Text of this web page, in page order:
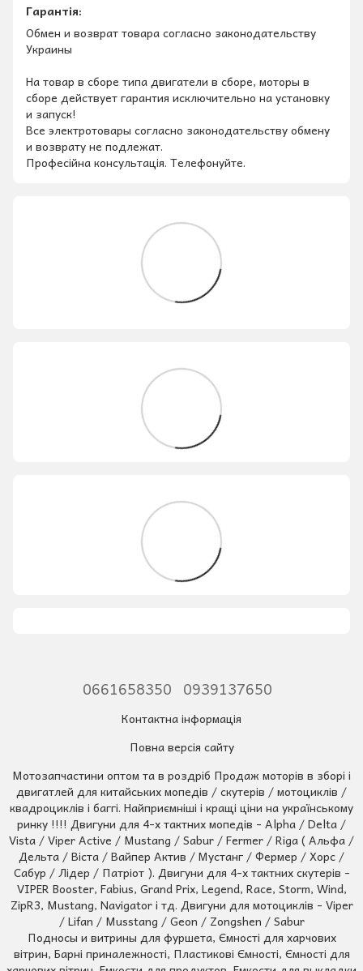
Гарантія:
Обмен и возврат товара согласно законодательству
Украины
На товар в сборе типа двигатели в сборе, моторы в
сборе действует гарантия исключительно на установку
и запуск!
Все электротовары согласно законодательству обмену
и возврату не подлежат.
Професійна консультація. Телефонуйте.
0661658350 0939137650
Контактна інформація
Повна версія сайту
Мотозапчастини оптом та в роздріб Продаж моторів в зборі і
двигатлей для китайських мопедів / скутерів / мотоциклів /
квадроциклів і баггі. Найприємніші і кращі ціни на українському
ринку !!!! Двигуни для 4-х тактних мопедів - Alpha / Delta /
Vista / Viper Active / Mustang / Sabur / Fermer / Riga ( Альфа /
Дельта / Віста / Вайпер Актив / Мустанг / Фермер / Хорс /
Сабур / Лідер / Патріот ). Двигуни для 4-х тактних скутерів -
VIPER Booster, Fabius, Grand Prix, Legend, Race, Storm, Wind,
ZipR3, Mustang, Navigator і тд. Двигуни для мотоциклів - Viper
/ Lifan / Musstang / Geon / Zongshen / Sabur
Подносы и витрины для фуршета, Ємності для харчових
вітрин, Барні приналежності, Пластикові Ємності, Ємності для